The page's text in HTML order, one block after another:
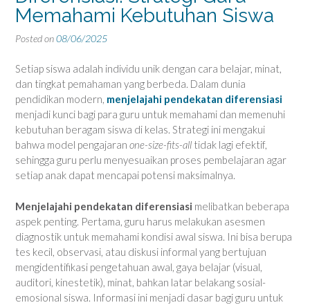
Memahami Kebutuhan Siswa
Posted on08/06/2025
Setiap siswa adalah individu unik dengan cara belajar, minat,
dan tingkat pemahaman yang berbeda. Dalam dunia
pendidikan modern, menjelajahi pendekatan diferensiasi
menjadi kunci bagi para guru untuk memahami dan memenuhi
kebutuhan beragam siswa di kelas. Strategi ini mengakui
bahwa model pengajaran one-size-fits-all tidak lagi efektif,
sehingga guru perlu menyesuaikan proses pembelajaran agar
setiap anak dapat mencapai potensi maksimalnya.
Menjelajahi pendekatan diferensiasi melibatkan beberapa
aspek penting. Pertama, guru harus melakukan asesmen
diagnostik untuk memahami kondisi awal siswa. Ini bisa berupa
tes kecil, observasi, atau diskusi informal yang bertujuan
mengidentifikasi pengetahuan awal, gaya belajar (visual,
auditori, kinestetik), minat, bahkan latar belakang sosial-
emosional siswa. Informasi ini menjadi dasar bagi guru untuk